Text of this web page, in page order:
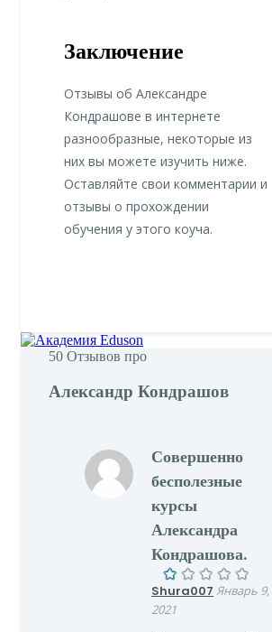
Заключение
Отзывы об Александре
Кондрашове в интернете
разнообразные, некоторые из
них вы можете изучить ниже.
Оставляйте свои комментарии и
отзывы о прохождении
обучения у этого коуча.
50 Отзывов про
Александр Кондрашов
Совершенно
бесполезные
курсы
Александра
Кондрашова.
Shura007 Январь 9,
2021